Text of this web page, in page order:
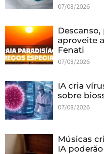
07/08/2026
Descanso,
aproveite
Fenati
07/08/2026
IA cria
sobre
07/08/2026
Músicas
IA